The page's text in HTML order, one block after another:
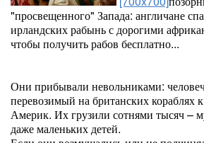
"просвещенного" Запада: англичане
ирландских рабынь с дорогими
чтобы получить рабов бесплатно...
Они прибывали невольниками:
перевозимый на британских кораблях
Америк. Их грузили сотнями тысяч –
даже маленьких детей.